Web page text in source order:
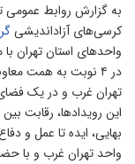
گزارش روابط عمومی
آزاداندیشیگروه
در ۴ نوبت به همت
غرب و در یک فضای
ایده تا عمل و
تهران غرب و با